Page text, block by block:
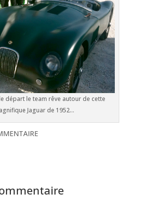
départ le team rêve autour de cette
Jaguar de 1952...